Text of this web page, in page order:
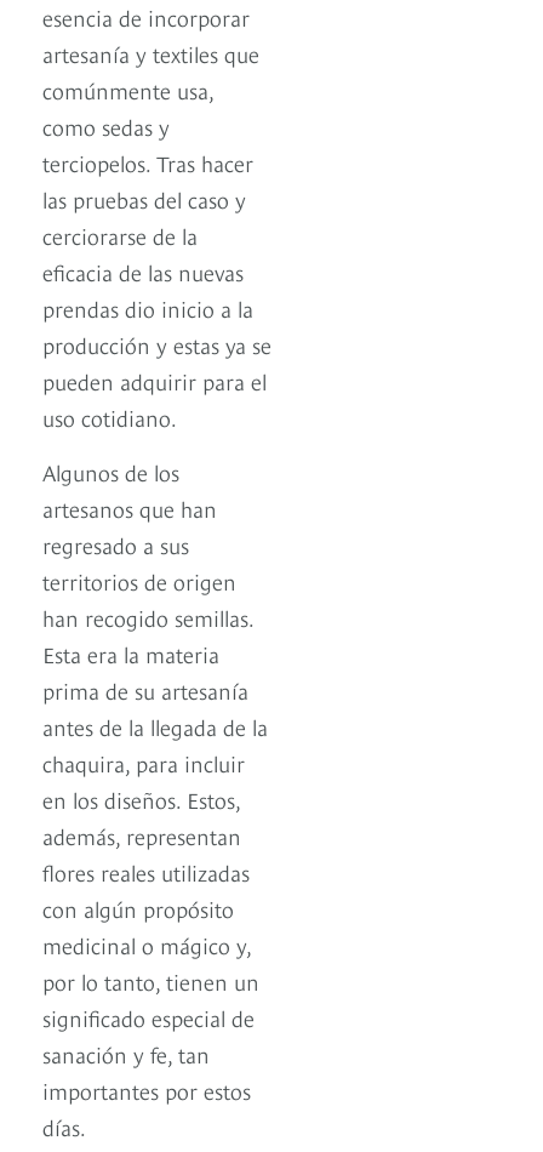
esencia de incorporar
artesanía y textiles que
comúnmente usa,
como sedas y
terciopelos. Tras hacer
las pruebas del caso y
cerciorarse de la
eficacia de las nuevas
prendas dio inicio a la
producción y estas ya se
pueden adquirir para el
uso cotidiano.
Algunos de los
artesanos que han
regresado a sus
territorios de origen
han recogido semillas.
Esta era la materia
prima de su artesanía
antes de la llegada de la
chaquira, para incluir
en los diseños. Estos,
además, representan
flores reales utilizadas
con algún propósito
medicinal o mágico y,
por lo tanto, tienen un
significado especial de
sanación y fe, tan
importantes por estos
días.